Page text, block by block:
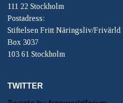
111 22 Stockholm
Postadress:
Stiftelsen Fritt Näringsliv/Frivärld
Box 3037
103 61 Stockholm
TWITTER